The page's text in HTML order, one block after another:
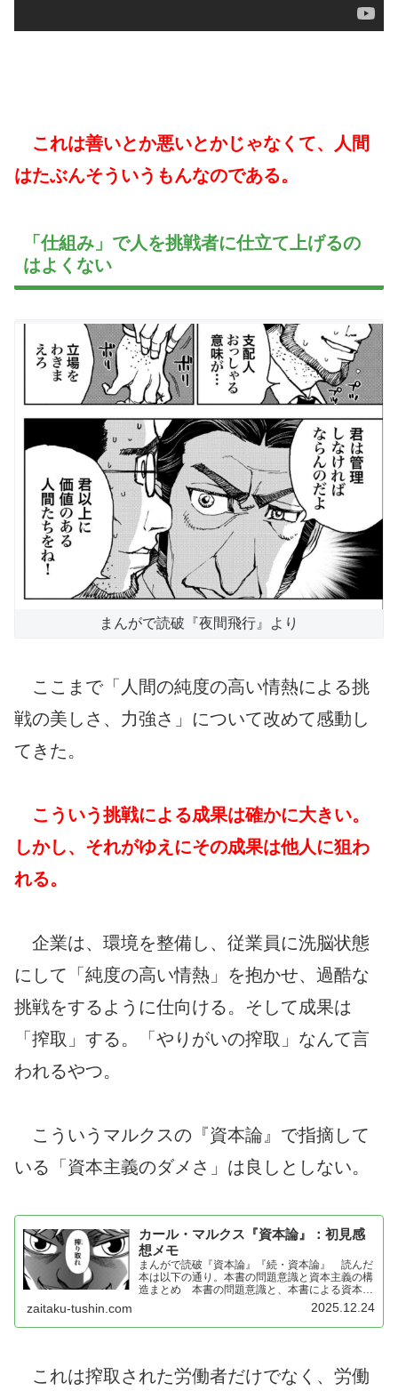
これは善いとか悪いとかじゃなくて、人間
はたぶんそういうもんなのである。
「仕組み」で人を挑戦者に仕立て上げるの
はよくない
まんがで読破『夜間飛行』より
ここまで「人間の純度の高い情熱による挑
戦の美しさ、力強さ」について改めて感動し
てきた。
こういう挑戦による成果は確かに大きい。
しかし、それがゆえにその成果は他人に狙わ
れる。
企業は、環境を整備し、従業員に洗脳状態
にして「純度の高い情熱」を抱かせ、過酷な
挑戦をするように仕向ける。そして成果は
「搾取」する。「やりがいの搾取」なんて言
われるやつ。
こういうマルクスの『資本論』で指摘して
いる「資本主義のダメさ」は良しとしない。
カール・マルクス『資本論』：初見感
想メモ
まんがで読破『資本論』『続・資本論』 読んだ
本は以下の通り。本書の問題意識と資本主義の構
造まとめ 本書の問題意識と、本書による資本主
義の構造は以下の通り。 本書にはストーリーも
付いているが、尺が長いし、キャラクターの感情
も多分に入るので、読んでいるうちに構造の理解
zaitaku-tushin.com 2025.12.24
これは搾取された労働者だけでなく、労働